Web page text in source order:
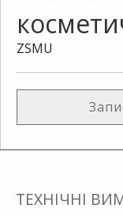
ZSMU
ТЕХНІЧНІ